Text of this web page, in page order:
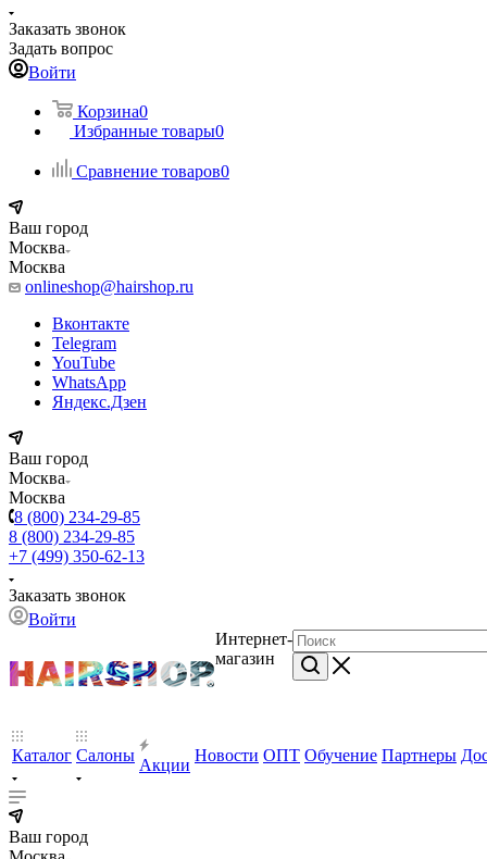
Заказать звонок
Задать вопрос
Войти
Корзина0
Избранные товары0
Сравнение товаров0
Ваш город
Москва
Москва
onlineshop@hairshop.ru
Вконтакте
Telegram
YouTube
WhatsApp
Яндекс.Дзен
Ваш город
Москва
Москва
8 (800) 234-29-85
8 (800) 234-29-85
+7 (499) 350-62-13
Заказать звонок
Войти
Интернет-
магазин
Каталог Салоны
Акции
Новости ОПТ Обучение Партнеры
Ваш город